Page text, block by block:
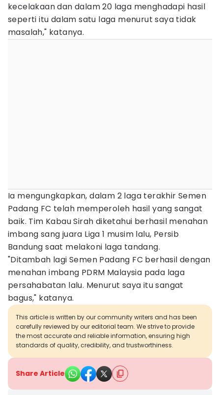
kecelakaan dan dalam 20 laga menghadapi hasil
seperti itu dalam satu laga menurut saya tidak
masalah," katanya.
Ia mengungkapkan, dalam 2 laga terakhir Semen
Padang FC telah memperoleh hasil yang sangat
baik. Tim Kabau Sirah diketahui berhasil menahan
imbang sang juara Liga 1 musim lalu, Persib
Bandung saat melakoni laga tandang.
"Ditambah lagi Semen Padang FC berhasil dengan
menahan imbang PDRM Malaysia pada laga
persahabatan lalu. Menurut saya itu sangat
bagus," katanya.
This article is written by our community writers and has been
carefully reviewed by our editorial team. We strive to provide
the most accurate and reliable information, ensuring high
standards of quality, credibility, and trustworthiness.
Share Article